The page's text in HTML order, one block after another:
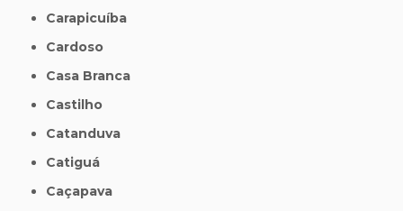
Carapicuíba
Cardoso
Casa Branca
Castilho
Catanduva
Catiguá
Caçapava